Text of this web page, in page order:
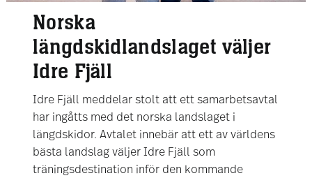
Norska
längdskidlandslaget väljer
Idre Fjäll
Idre Fjäll meddelar stolt att ett samarbetsavtal
har ingåtts med det norska landslaget i
längdskidor. Avtalet innebär att ett av världens
bästa landslag väljer Idre Fjäll som
träningsdestination inför den kommande